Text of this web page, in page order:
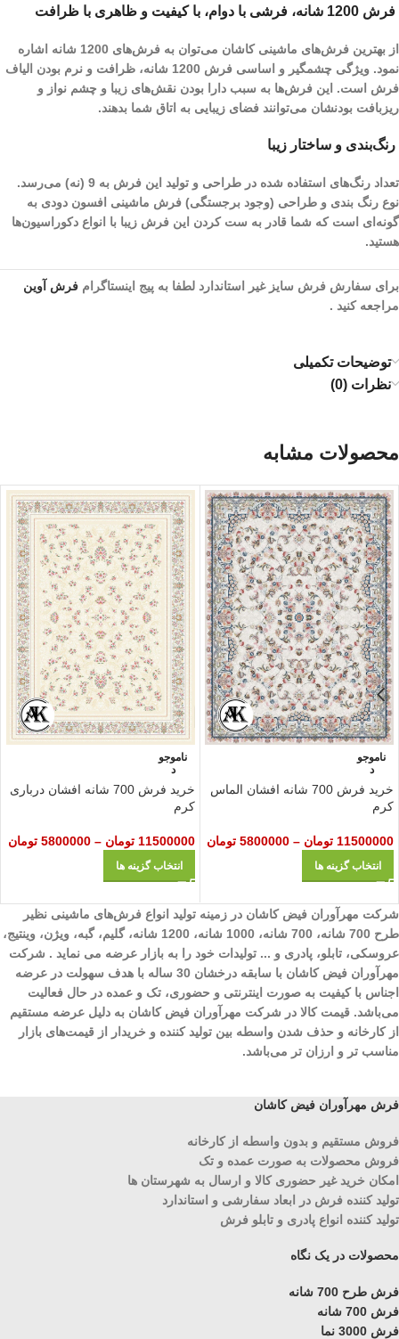
فرش 1200 شانه، فرشی با دوام، با کیفیت و ظاهری با ظرافت
از بهترین فرش‌های ماشینی کاشان می‌توان به فرش‌های 1200 شانه اشاره
نمود. ویژگی چشمگیر و اساسی فرش 1200 شانه، ظرافت و نرم بودن الیاف
فرش است. این فرش‌ها به سبب دارا بودن نقش‌های زیبا و چشم نواز و
ریز‌بافت بودنشان می‌توانند فضای زیبایی به اتاق شما بدهند.
رنگ‌بندی و ساختار زیبا
تعداد رنگ‌های استفاده شده در طراحی و تولید این فرش به 9 (نه) می‌رسد.
نوع رنگ بندی و طراحی (وجود برجستگی) فرش ماشینی افسون دودی به
گونه‌ای است که شما قادر به ست کردن این فرش زیبا با انواع دکوراسیون‌ها
هستید.
برای سفارش فرش سایز غیر استاندارد لطفا به پیج اینستاگرام فرش آوین
مراجعه کنید .
توضیحات تکمیلی
نظرات (0)
محصولات مشابه
ناموجو
د
خرید فرش 700 شانه افشان الماس
کرم
11500000 تومان –
5800000 تومان
انتخاب گزینه ها
ناموجو
د
خرید فرش 700 شانه افشان درباری
کرم
11500000 تومان –
5800000 تومان
انتخاب گزینه ها
شرکت مهرآوران فیض کاشان در زمینه تولید انواع فرش‌های ماشینی نظیر
طرح 700 شانه، 700 شانه، 1000 شانه، 1200 شانه، گلیم، گبه، ویژن، وینتیج،
عروسکی، تابلو، پادری و ... تولیدات خود را به بازار عرضه می نماید . شرکت
مهرآوران فیض کاشان با سابقه درخشان 30 ساله با هدف سهولت در عرضه
اجناس با کیفیت به صورت اینترنتی و حضوری، تک و عمده در حال فعالیت
می‌باشد. قیمت کالا در شرکت مهرآوران فیض کاشان به دلیل عرضه مستقیم
از کارخانه و حذف شدن واسطه بین تولید کننده و خریدار از قیمت‌های بازار
مناسب تر و ارزان تر می‌باشد.
فرش مهرآوران فیض کاشان
فروش مستقیم و بدون واسطه از کارخانه
فروش محصولات به صورت عمده و تک
امکان خرید غیر حضوری کالا و ارسال به شهرستان ها
تولید کننده فرش در ابعاد سفارشی و استاندارد
تولید کننده انواع پادری و تابلو فرش
محصولات در یک نگاه
فرش طرح 700 شانه
فرش 700 شانه
فرش 3000 نما